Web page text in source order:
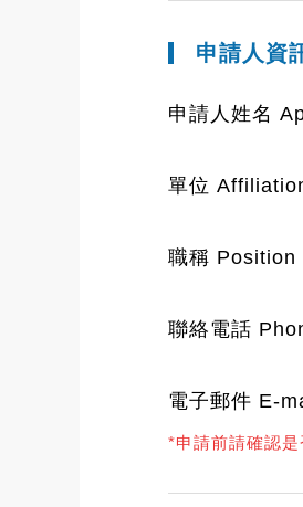
申請人資
申請人姓名
單位
職稱 Position
聯絡電話
電子郵件 E-
*申請前請確認